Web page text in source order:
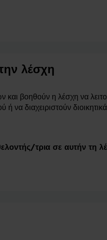
λέσχη
βοηθούν η λέσχη να
να διαχειριστούν
τρια σε αυτήν τη